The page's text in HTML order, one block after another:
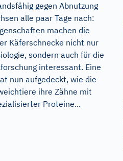
gegen Abnutzung
alle paar Tage nach:
machen die
Käferschnecke nicht nur
sondern auch für die
interessant. Eine
nun aufgedeckt, wie die
ihre Zähne mit
Proteine...